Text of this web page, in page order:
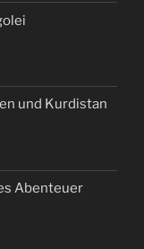
und Kurdistan
Abenteuer